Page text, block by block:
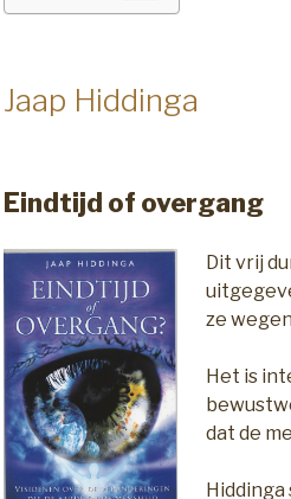
Jaap Hiddinga
Eindtijd of overgang
Dit vrij
ze
Het is
dat de
Hiddinga